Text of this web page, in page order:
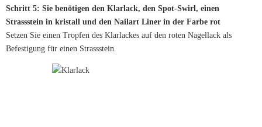
Schritt 5: Sie benötigen den Klarlack, den Spot-Swirl, einen
Strassstein in kristall und den Nailart Liner in der Farbe rot
Setzen Sie einen Tropfen des Klarlackes auf den roten Nagellack als
Befestigung für einen Strassstein.